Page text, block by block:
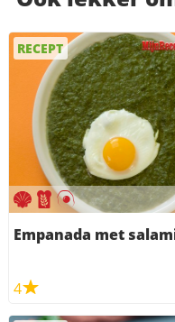
RECEPT
Empanada met
4